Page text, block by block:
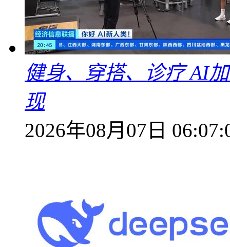
健身、穿搭、诊疗 AI
现
2026年08月07日